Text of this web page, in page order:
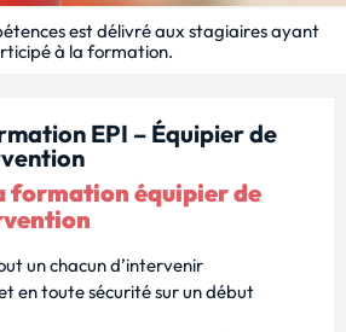
est délivré aux stagiaires ayant
à la formation.
EPI – Équipier de
formation équipier de
un chacun d’intervenir
en toute sécurité sur un début